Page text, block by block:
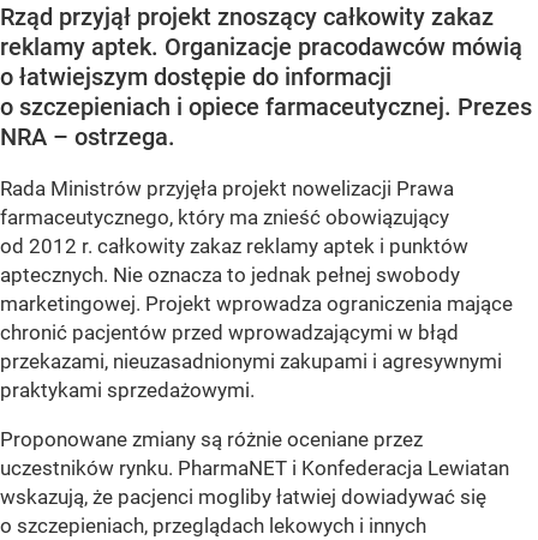
Rząd przyjął projekt znoszący całkowity zakaz
reklamy aptek. Organizacje pracodawców mówią
o łatwiejszym dostępie do informacji
o szczepieniach i opiece farmaceutycznej. Prezes
NRA – ostrzega.
Rada Ministrów przyjęła projekt nowelizacji Prawa
farmaceutycznego, który ma znieść obowiązujący
od 2012 r. całkowity zakaz reklamy aptek i punktów
aptecznych. Nie oznacza to jednak pełnej swobody
marketingowej. Projekt wprowadza ograniczenia mające
chronić pacjentów przed wprowadzającymi w błąd
przekazami, nieuzasadnionymi zakupami i agresywnymi
praktykami sprzedażowymi.
Proponowane zmiany są różnie oceniane przez
uczestników rynku. PharmaNET i Konfederacja Lewiatan
wskazują, że pacjenci mogliby łatwiej dowiadywać się
o szczepieniach, przeglądach lekowych i innych